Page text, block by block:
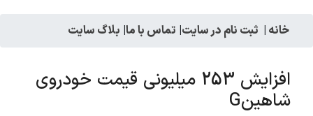
خانه | ثبت نام در سایت| تماس با ما| بلاگ سایت
افزایش 253 میلیونی قیمت خودروی
شاهینG